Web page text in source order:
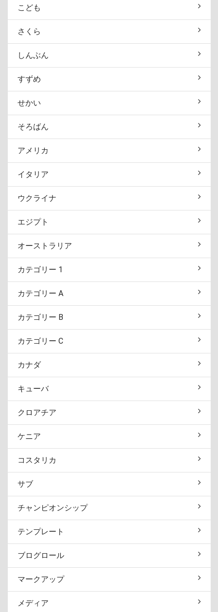
こども
さくら
しんぶん
すずめ
せかい
そろばん
アメリカ
イタリア
ウクライナ
エジプト
オーストラリア
カテゴリー 1
カテゴリー A
カテゴリー B
カテゴリー C
カナダ
キューバ
クロアチア
ケニア
コスタリカ
サブ
チャンピオンシップ
テンプレート
ブログロール
マークアップ
メディア